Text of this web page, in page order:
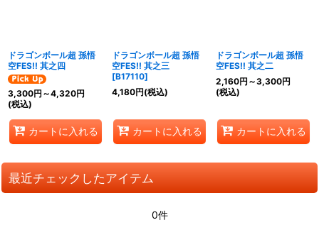
ドラゴンボール超 孫悟
空FES!! 其之四
3,300円 ～4,320円
(税込)
カートに入れる
ドラゴンボール超 孫悟
空FES!! 其之三
[B17110]
4,180円(税込)
カートに入れる
ドラゴンボール超 孫悟
空FES!! 其之二
2,160円 ～3,300円
(税込)
カートに入れる
最近チェックしたアイテム
0件